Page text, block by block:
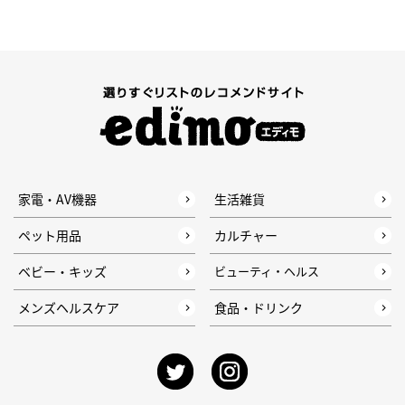
家電・AV機器
生活雑貨
ペット用品
カルチャー
ベビー・キッズ
ビューティ・ヘルス
メンズヘルスケア 食品・ドリンク